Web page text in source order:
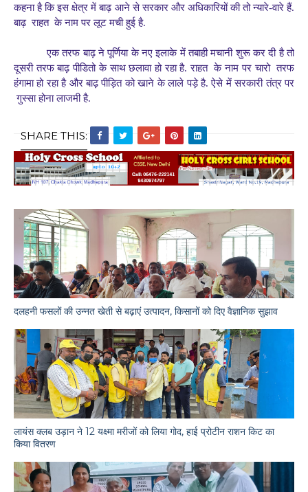
कहना हैकिइस क्षेत्र में बाढ़ आने से सरकार और अधिकारियोंकी तोन्यारे-वारे हैं.
बाढ़ राहत के नाम पर लूट मची हुईहै.
एक तरफ बाढ़ ने पूर्णिया के नए इलाके में तबाही मचानी शुरू कर दी है तो
दूसरी तरफ बाढ़ पीडितो के साथ छलावा हो रहा है. राहत के नाम पर चारो तरफ
हंगामा हो रहा है और बाढ़ पीड़ित को खाने के लाले पड़े है. ऐसे में सरकारी तंत्र पर
गुस्सा होना लाजमी है.
SHARE THIS:
दलहनी फसलों की उन्नत खेती से बढ़ाएं उत्पादन, किसानों को दिए वैज्ञानिक सुझाव
लायंस क्लब उड़ान ने 12 यक्ष्मा मरीजों को लिया गोद, हाई प्रोटीन राशन किट का
किया वितरण